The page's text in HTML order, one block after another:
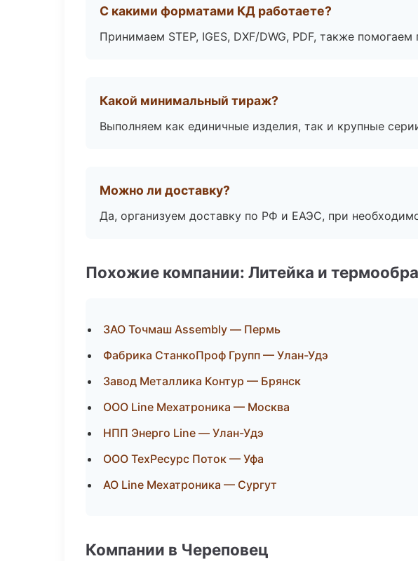
С какими форматами КД работаете?
Принимаем STEP, IGES, DXF/DWG, PDF, также
Какой минимальный тираж?
Выполняем как единичные изделия, так и крупные
Можно ли доставку?
Да, организуем доставку по РФ и ЕАЭС, при
Похожие компании: Литейка и
ЗАО Точмаш Assembly — Пермь
Фабрика СтанкоПроф Групп — Улан-Удэ
Завод Металлика Контур — Брянск
ООО Line Мехатроника — Москва
НПП Энерго Line — Улан-Удэ
ООО ТехРесурс Поток — Уфа
АО Line Мехатроника — Сургут
Компании в Череповец